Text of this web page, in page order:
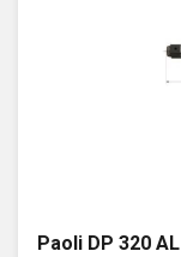
Paoli DP 320 AL